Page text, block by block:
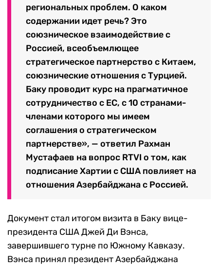
региональных проблем. О каком
содержании идет речь? Это
союзническое взаимодействие с
Россией, всеобъемлющее
стратегическое партнерство с Китаем,
союзнические отношения с Турцией.
Баку проводит курс на прагматичное
сотрудничество с ЕС, с 10 странами-
членами которого мы имеем
соглашения о стратегическом
партнерстве», — ответил Рахман
Мустафаев на вопрос RTVI о том, как
подписание Хартии с США повлияет на
отношения Азербайджана с Россией.
Документ стал итогом визита в Баку вице-
президента США Джей Ди Вэнса,
завершившего турне по Южному Кавказу.
Вэнса принял президент Азербайджана